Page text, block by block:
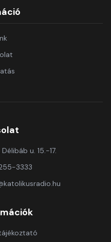
u. 15.-17.
3333